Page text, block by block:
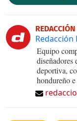
Redacción
Equipo
diseñadores
deportiva,
hondureño